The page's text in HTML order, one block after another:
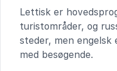
Lettisk er
turistområder, og
steder, men
med besøgende.